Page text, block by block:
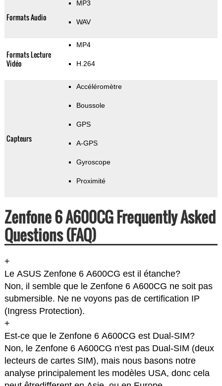
Formats Audio
MP3
WAV
Formats Lecture
Vidéo
MP4
H.264
Capteurs
Accéléromètre
Boussole
GPS
A-GPS
Gyroscope
Proximité
Zenfone 6 A600CG Frequently Asked
Questions (FAQ)
+
Le ASUS Zenfone 6 A600CG est il étanche?
Non, il semble que le Zenfone 6 A600CG ne soit pas
submersible. Ne ne voyons pas de certification IP
(Ingress Protection).
+
Est-ce que le Zenfone 6 A600CG est Dual-SIM?
Non, le Zenfone 6 A600CG n'est pas Dual-SIM (deux
lecteurs de cartes SIM), mais nous basons notre
analyse principalement les modèles USA, donc cela